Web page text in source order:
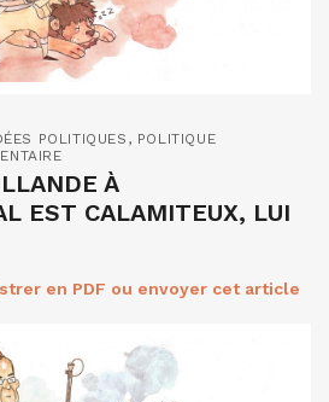
POLITIQUES , POLITIQUE
À
EST CALAMITEUX, LUI
en PDF ou envoyer cet article